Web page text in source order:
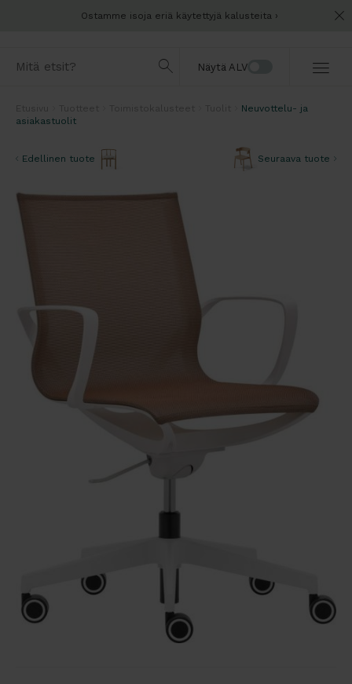
Ostamme isoja eriä käytettyjä kalusteita
Näytä ALV
Neuvottelu- ja
asiakastuolit
Edellinen tuote Seuraava tuote